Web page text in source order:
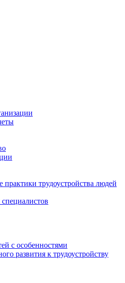
трудоустройства людей
с особенностями
развития к трудоустройству